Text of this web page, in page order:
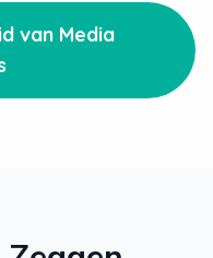
van Media